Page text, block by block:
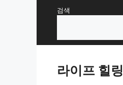
검색
라이프 힐링